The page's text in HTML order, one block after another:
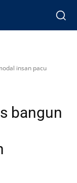
insan pacu
bangun